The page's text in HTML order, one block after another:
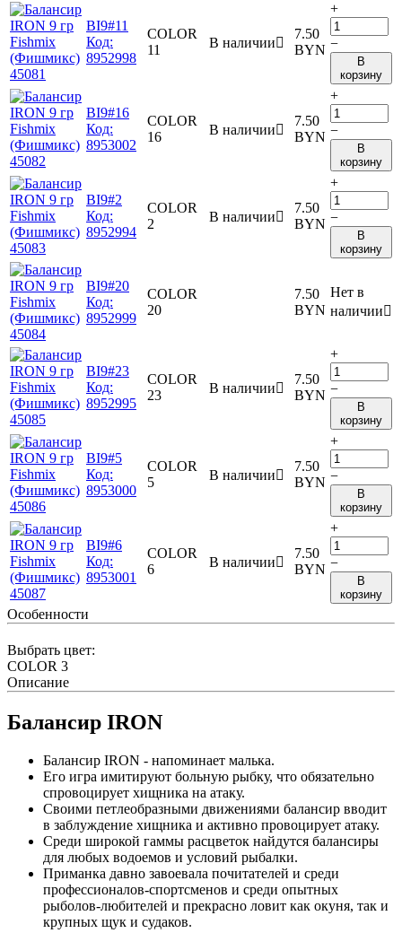
BI9#11
Код:
8952998
COLOR
11
В наличии
7.50
BYN
+
−
В
корзину
BI9#16
Код:
8953002
COLOR
16
В наличии
7.50
BYN
+
−
В
корзину
BI9#2
Код:
8952994
COLOR
2
В наличии
7.50
BYN
+
−
В
корзину
BI9#20
Код:
8952999
COLOR
20
7.50
BYN
Нет в
наличии
BI9#23
Код:
8952995
COLOR
23
В наличии
7.50
BYN
+
−
В
корзину
BI9#5
Код:
8953000
COLOR
5
В наличии
7.50
BYN
+
−
В
корзину
BI9#6
Код:
8953001
COLOR
6
В наличии
7.50
BYN
+
−
В
корзину
Особенности
Выбрать цвет:
COLOR 3
Описание
Балансир IRON
Балансир IRON - напоминает малька.
Его игра имитируют больную рыбку, что обязательно
спровоцирует хищника на атаку.
Своими петлеобразными движениями балансир вводит
в заблуждение хищника и активно провоцирует атаку.
Среди широкой гаммы расцветок найдутся балансиры
для любых водоемов и условий рыбалки.
Приманка давно завоевала почитателей и среди
профессионалов-спортсменов и среди опытных
рыболов-любителей и прекрасно ловит как окуня, так и
крупных щук и судаков.